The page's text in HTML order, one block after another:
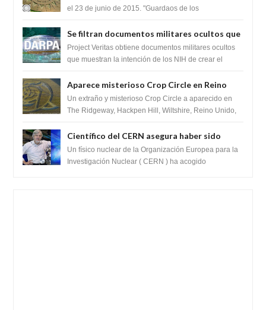
el 23 de junio de 2015. "Guardaos de los
Se filtran documentos militares ocultos que
muestran la intención de los NIH de crear el
SARS-CoV-2, utilizando la investigación de
Project Veritas obtiene documentos militares ocultos
que muestran la intención de los NIH de crear el
Aparece misterioso Crop Circle en Reino
Unido 23 de junio 2016
Un extraño y misterioso Crop Circle a aparecido en
The Ridgeway, Hackpen Hill, Wiltshire, Reino Unido,
Científico del CERN asegura haber sido
ayudado por seres de luz durante una
prueba del Colisionador de Hadrones
Un físico nuclear de la Organización Europea para la
Investigación Nuclear ( CERN ) ha acogido